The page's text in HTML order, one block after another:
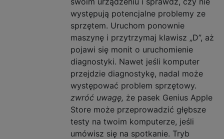
występują potencjalne problemy ze
sprzętem. Uruchom ponownie
maszynę i przytrzymaj klawisz „D”, aż
pojawi się monit o uruchomienie
diagnostyki. Nawet jeśli komputer
przejdzie diagnostykę, nadal może
występować problem sprzętowy.
zwróć uwagę, że pasek Genius Apple
Store może przeprowadzić głębsze
testy na twoim komputerze, jeśli
umówisz się na spotkanie. Tryb